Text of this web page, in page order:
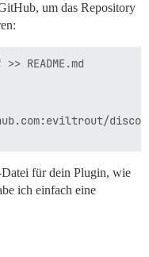
um das Repository
README.md
für dein Plugin, wie
ich einfach eine